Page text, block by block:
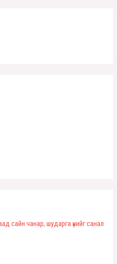
сайн чанар, шударга үнийг санал